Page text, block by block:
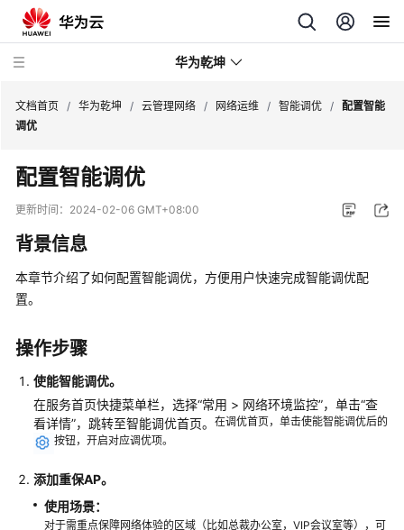
华为乾坤
安
全
云
务
云
网
典
型
配
案
例
文档首页 / 华为乾坤 / 云管理网络 / 网络运维 / 智能调优 /
配置智能
调优
配置智能调优
更新时间： 2024-02-06 GMT+08:00
背景信息
本章节介绍了如何配置智能调优，方便用户快速完成智能调优配
置。
操作步骤
使能智能调优。
在服务首页快捷菜单栏，选择“常用 > 网络环境监控”，单击“查
看详情”，跳转至智能调优首页。 在调优首页，单击使能智能调优后的
按钮，开启对应调优项。
添加重保AP。
使用场景：
对于需重点保障网络体验的区域（比如总裁办公室，VIP会议室等），可